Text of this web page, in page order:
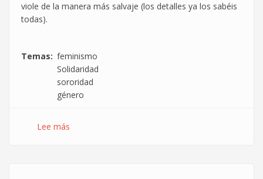
viole de la manera más salvaje (los detalles ya los sabéis
todas).
Temas
feminismo
Solidaridad
sororidad
género
Lee más